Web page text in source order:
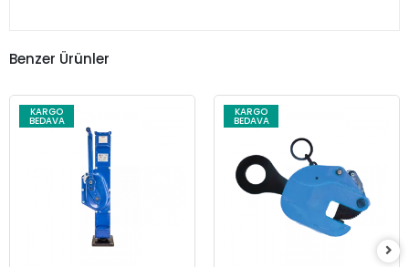
Benzer Ürünler
KARGO
BEDAVA
KARGO
BEDAVA